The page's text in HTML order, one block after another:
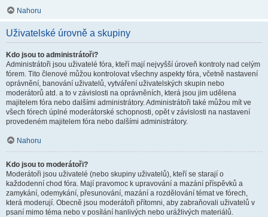
Nahoru
Uživatelské úrovně a skupiny
Kdo jsou to administrátoři?
Administrátoři jsou uživatelé fóra, kteří mají nejvyšší úroveň kontroly nad celým
fórem. Tito členové můžou kontrolovat všechny aspekty fóra, včetně nastavení
oprávnění, banování uživatelů, vytváření uživatelských skupin nebo
moderátorů atd. a to v závislosti na oprávněních, která jsou jim udělena
majitelem fóra nebo dalšími administrátory. Administrátoři také můžou mít ve
všech fórech úplné moderátorské schopnosti, opět v závislosti na nastavení
provedeném majitelem fóra nebo dalšími administrátory.
Nahoru
Kdo jsou to moderátoři?
Moderátoři jsou uživatelé (nebo skupiny uživatelů), kteří se starají o
každodenní chod fóra. Mají pravomoc k upravování a mazání příspěvků a
zamykání, odemykání, přesunování, mazání a rozdělování témat ve fórech,
která moderují. Obecně jsou moderátoři přítomni, aby zabraňovali uživatelů v
psaní mimo téma nebo v posílání hanlivých nebo urážlivých materiálů.